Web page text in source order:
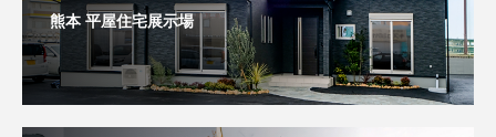
熊本 平屋住宅展示場